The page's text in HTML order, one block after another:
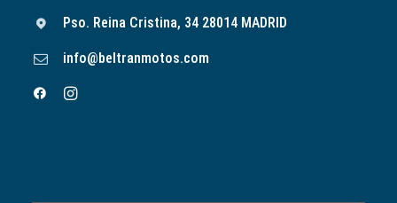
Pso. Reina Cristina, 34 28014 MADRID
info@beltranmotos.com